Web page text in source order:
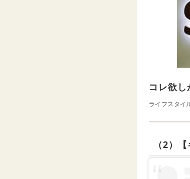
コレ欲し
ライフスタイ
（2）